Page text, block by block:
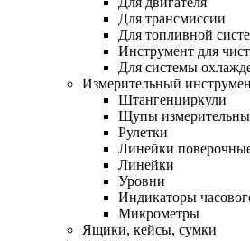
Для трансмиссии
Для топливной
Инструмент для
Для системы
Измерительный
Штангенциркули
Щупы
Рулетки
Линейки
Линейки
Уровни
Индикаторы
Микрометры
Ящики, кейсы, сумки